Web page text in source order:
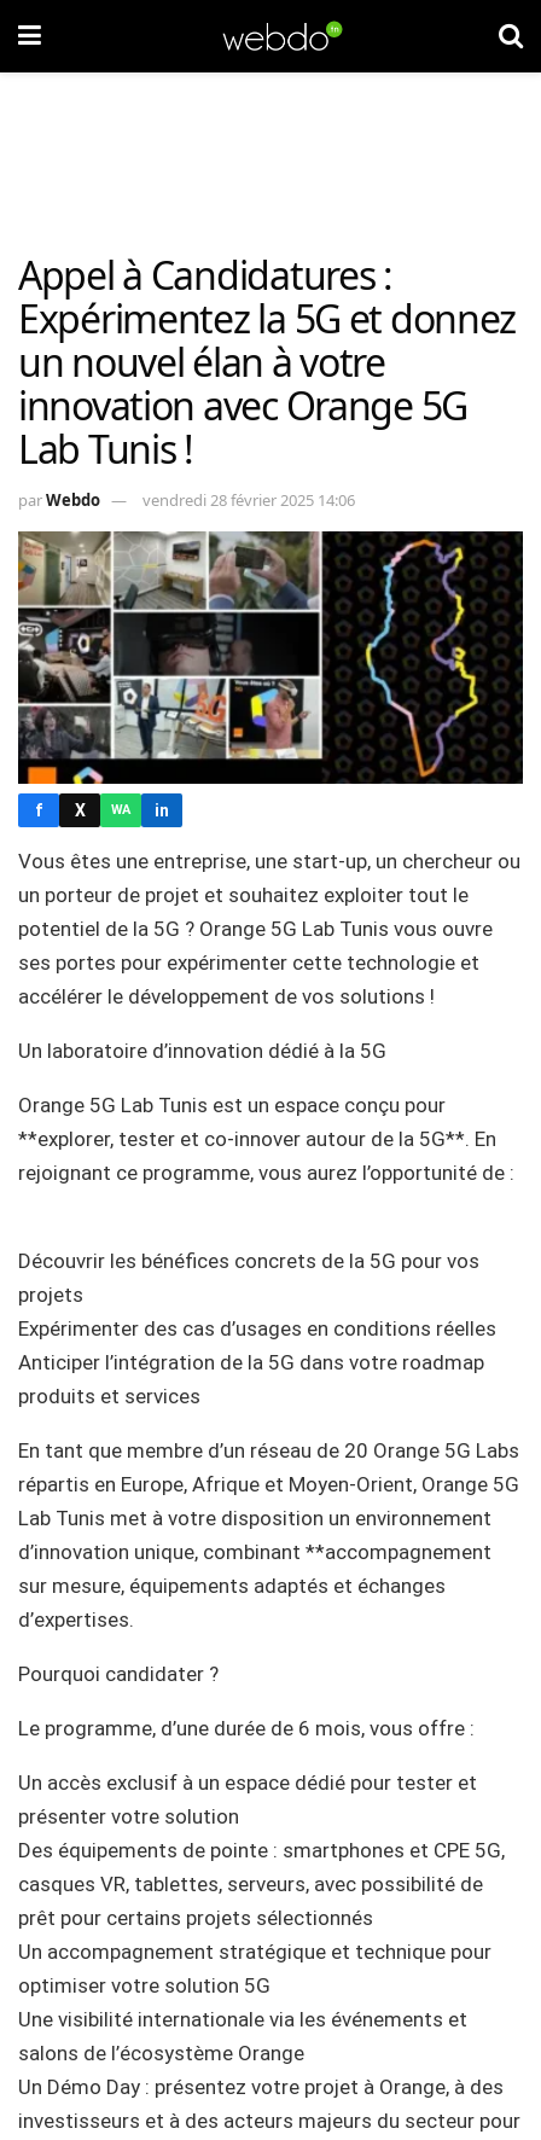
Appel à Candidatures :
Expérimentez la 5G et donnez
un nouvel élan à votre
innovation avec Orange 5G
Lab Tunis !
parWebdo vendredi 28 février 2025 14:06
f X WA in
Vous êtes une entreprise, une start-up, un chercheur ou
un porteur de projet et souhaitez exploiter tout le
potentiel de la 5G ? Orange 5G Lab Tunis vous ouvre
ses portes pour expérimenter cette technologie et
accélérer le développement de vos solutions !
Un laboratoire d’innovation dédié à la 5G
Orange 5G Lab Tunis est un espace conçu pour
**explorer, tester et co-innover autour de la 5G**. En
rejoignant ce programme, vous aurez l’opportunité de :
Découvrir les bénéfices concrets de la 5G pour vos
projets
Expérimenter des cas d’usages en conditions réelles
Anticiper l’intégration de la 5G dans votre roadmap
produits et services
En tant que membre d’un réseau de 20 Orange 5G Labs
répartis en Europe, Afrique et Moyen-Orient, Orange 5G
Lab Tunis met à votre disposition un environnement
d’innovation unique, combinant **accompagnement
sur mesure, équipements adaptés et échanges
d’expertises.
Pourquoi candidater ?
Le programme, d’une durée de 6 mois, vous offre :
Un accès exclusif à un espace dédié pour tester et
présenter votre solution
Des équipements de pointe : smartphones et CPE 5G,
casques VR, tablettes, serveurs, avec possibilité de
prêt pour certains projets sélectionnés
Un accompagnement stratégique et technique pour
optimiser votre solution 5G
Une visibilité internationale via les événements et
salons de l’écosystème Orange
Un Démo Day : présentez votre projet à Orange, à des
investisseurs et à des acteurs majeurs du secteur pour